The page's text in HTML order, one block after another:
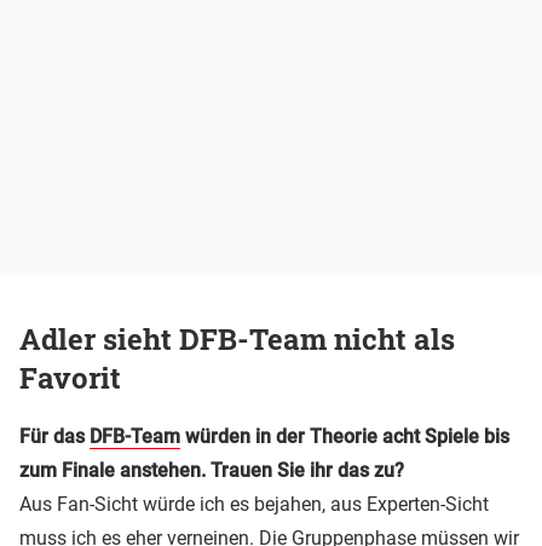
Adler sieht DFB-Team nicht als
Favorit
Für das DFB-Team würden in der Theorie acht Spiele bis
zum Finale anstehen. Trauen Sie ihr das zu?
Aus Fan-Sicht würde ich es bejahen, aus Experten-Sicht
muss ich es eher verneinen. Die Gruppenphase müssen wir